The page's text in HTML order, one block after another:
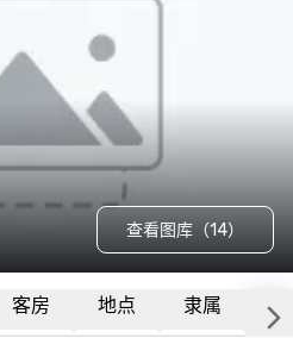
查看图库（14）
客房 地点 隶属 更